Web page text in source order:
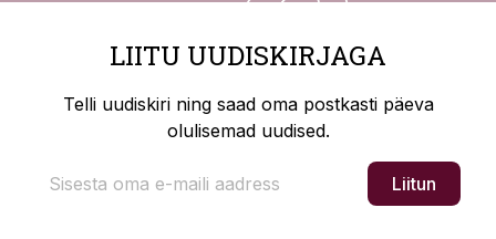
LIITU UUDISKIRJAGA
Telli uudiskiri ning saad oma postkasti päeva
olulisemad uudised.
Liitun